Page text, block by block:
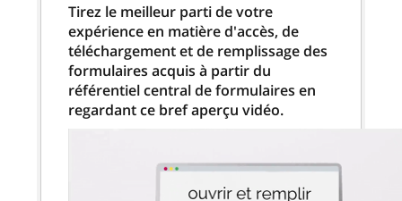
Tirez le meilleur parti de votre
expérience en matière d'accès, de
téléchargement et de remplissage des
formulaires acquis à partir du
référentiel central de formulaires en
regardant ce bref aperçu vidéo.